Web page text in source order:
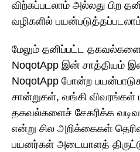
விற்கப்படலாம் அல்லது பிற
வழிகளில்
மேலும் தனிப்பட்ட
NoqotApp இன் சாத்தியம்
NoqotApp போன்ற
சான்றுகள், வங்கி விவரங்கள்
தகவல்களைச் சேகரிக்க
என்று சில அறிக்கைகள்
பயனர்கள் அடையாளத்